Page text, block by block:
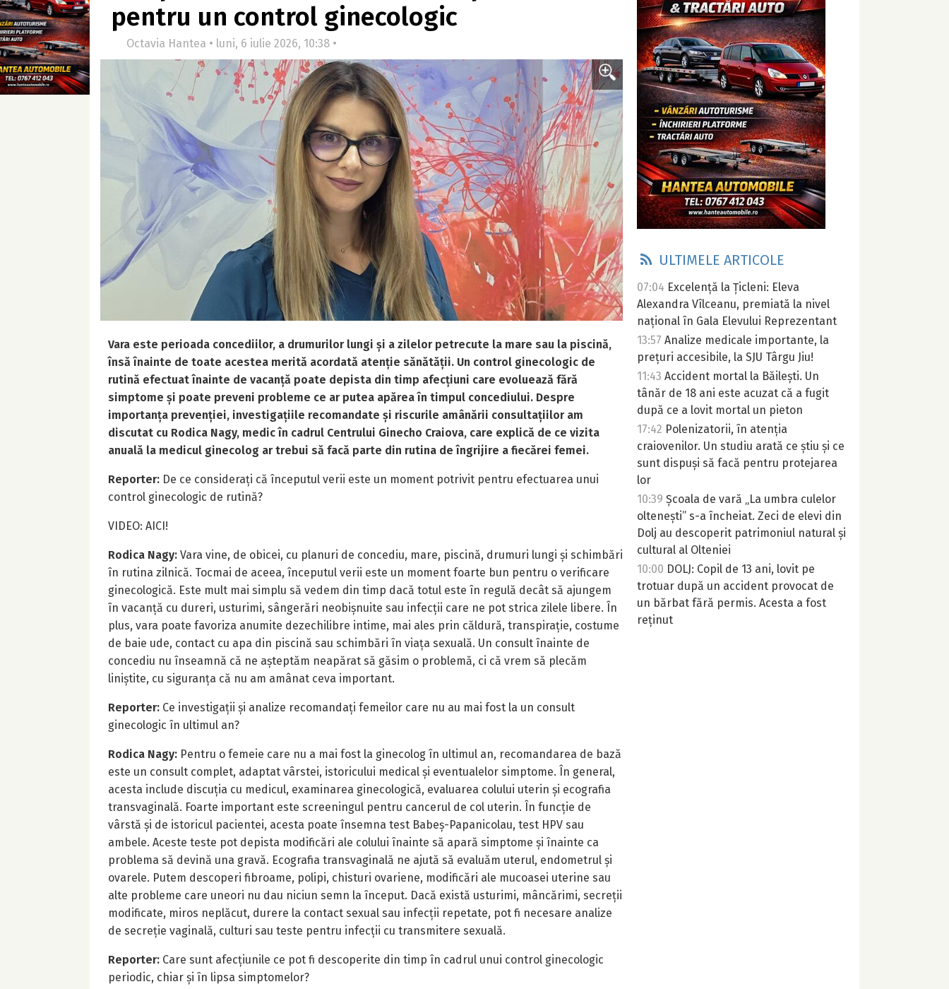
ULTIMELE ARTICOLE
07:04 Excelență la Țicleni: Eleva
Alexandra Vîlceanu, premiată la nivel
național în Gala Elevului Reprezentant
13:57 Analize medicale importante, la
prețuri accesibile, la SJU Târgu Jiu!
11:43 Accident mortal la Băilești. Un
tânăr de 18 ani este acuzat că a fugit
după ce a lovit mortal un pieton
17:42 Polenizatorii, în atenția
craiovenilor. Un studiu arată ce știu și ce
sunt dispuși să facă pentru protejarea
lor
10:39 Școala de vară „La umbra culelor
oltenești” s-a încheiat. Zeci de elevi din
Dolj au descoperit patrimoniul natural și
cultural al Olteniei
10:00 DOLJ: Copil de 13 ani, lovit pe
trotuar după un accident provocat de
un bărbat fără permis. Acesta a fost
reținut
pentru un control ginecologic
Octavia Hantea • luni, 6 iulie 2026, 10:38 •
Vara este perioada concediilor, a drumurilor lungi și a zilelor petrecute la mare sau la piscină,
însă înainte de toate acestea merită acordată atenție sănătății. Un control ginecologic de
rutină efectuat înainte de vacanță poate depista din timp afecțiuni care evoluează fără
simptome și poate preveni probleme ce ar putea apărea în timpul concediului. Despre
importanța prevenției, investigațiile recomandate și riscurile amânării consultațiilor am
discutat cu Rodica Nagy, medic în cadrul Centrului Ginecho Craiova, care explică de ce vizita
anuală la medicul ginecolog ar trebui să facă parte din rutina de îngrijire a fiecărei femei.
Reporter: De ce considerați că începutul verii este un moment potrivit pentru efectuarea unui
control ginecologic de rutină?
VIDEO: AICI!
Rodica Nagy:Vara vine, de obicei, cu planuri de concediu, mare, piscină, drumuri lungi și schimbări
în rutina zilnică. Tocmai de aceea, începutul verii este un moment foarte bun pentru o verificare
ginecologică. Este mult mai simplu să vedem din timp dacă totul este în regulă decât să ajungem
în vacanță cu dureri, usturimi, sângerări neobișnuite sau infecții care ne pot strica zilele libere. În
plus, vara poate favoriza anumite dezechilibre intime, mai ales prin căldură, transpirație, costume
de baie ude, contact cu apa din piscină sau schimbări în viața sexuală. Un consult înainte de
concediu nu înseamnă că ne așteptăm neapărat să găsim o problemă, ci că vrem să plecăm
liniștite, cu siguranța că nu am amânat ceva important.
Reporter: Ce investigații și analize recomandați femeilor care nu au mai fost la un consult
ginecologic în ultimul an?
Rodica Nagy:Pentru o femeie care nu a mai fost la ginecolog în ultimul an, recomandarea de bază
este un consult complet, adaptat vârstei, istoricului medical și eventualelor simptome. În general,
acesta include discuția cu medicul, examinarea ginecologică, evaluarea colului uterin și ecografia
transvaginală. Foarte important este screeningul pentru cancerul de col uterin. În funcție de
vârstă și de istoricul pacientei, acesta poate însemna test Babeș-Papanicolau, test HPV sau
ambele. Aceste teste pot depista modificări ale colului înainte să apară simptome și înainte ca
problema să devină una gravă. Ecografia transvaginală ne ajută să evaluăm uterul, endometrul și
ovarele. Putem descoperi fibroame, polipi, chisturi ovariene, modificări ale mucoasei uterine sau
alte probleme care uneori nu dau niciun semn la început. Dacă există usturimi, mâncărimi, secreții
modificate, miros neplăcut, durere la contact sexual sau infecții repetate, pot fi necesare analize
de secreție vaginală, culturi sau teste pentru infecții cu transmitere sexuală.
Reporter:Care sunt afecțiunile ce pot fi descoperite din timp în cadrul unui control ginecologic
periodic, chiar și în lipsa simptomelor?